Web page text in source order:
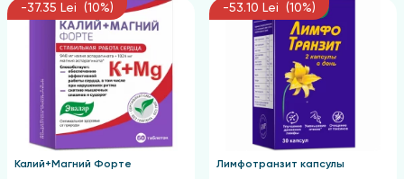
-37.35 Lei (10%)
Калий+Магний Форте
-53.10 Lei (10%)
Лимфотранзит капсулы